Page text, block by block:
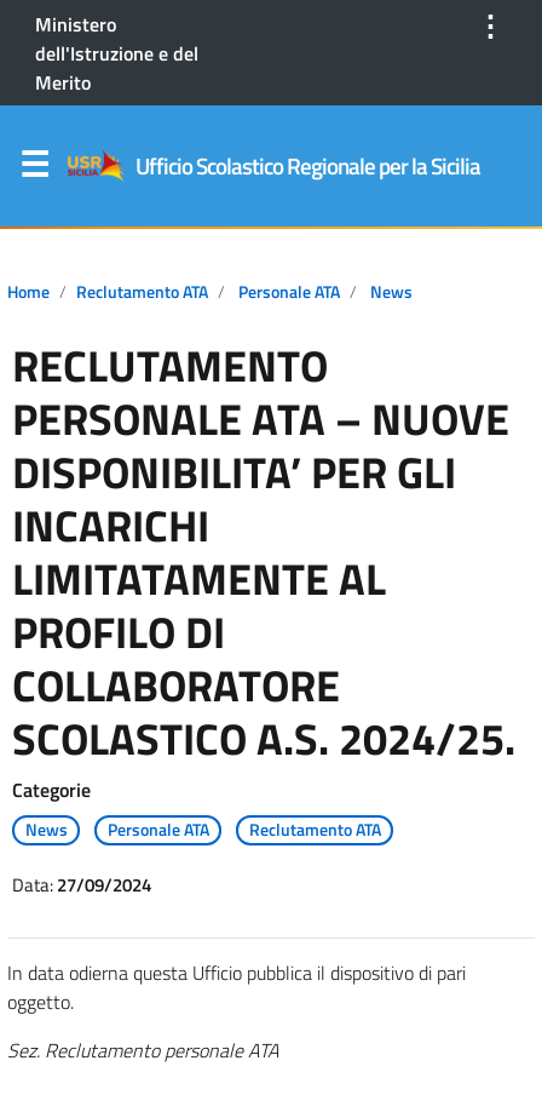
Ministero
dell'Istruzione e del
Merito
⋮
Ufficio Scolastico Regionale per la Sicilia
Home Reclutamento ATA Personale ATA News
RECLUTAMENTO
PERSONALE ATA – NUOVE
DISPONIBILITA’ PER GLI
INCARICHI
LIMITATAMENTE AL
PROFILO DI
COLLABORATORE
SCOLASTICO A.S. 2024/25.
Categorie
News Personale ATA Reclutamento ATA
Data:27/09/2024
In data odierna questa Ufficio pubblica il dispositivo di pari
oggetto.
Sez. Reclutamento personale ATA